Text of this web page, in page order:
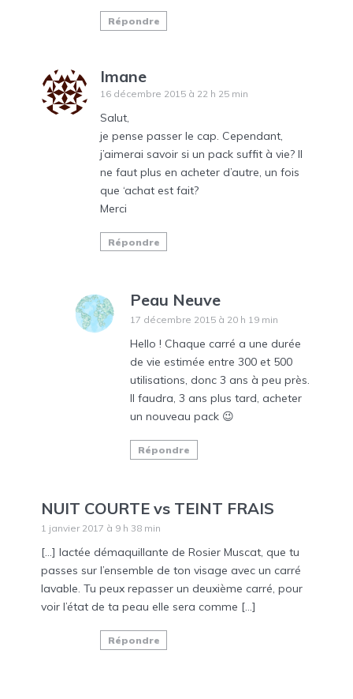
Répondre
Imane
16 décembre 2015 à 22 h 25 min
Salut,
je pense passer le cap. Cependant,
j’aimerai savoir si un pack suffit à vie? Il
ne faut plus en acheter d’autre, un fois
que ‘achat est fait?
Merci
Répondre
Peau Neuve
17 décembre 2015 à 20 h 19 min
Hello ! Chaque carré a une durée
de vie estimée entre 300 et 500
utilisations, donc 3 ans à peu près.
Il faudra, 3 ans plus tard, acheter
un nouveau pack 😉
Répondre
NUIT COURTE vs TEINT FRAIS
1 janvier 2017 à 9 h 38 min
[…] lactée démaquillante de Rosier Muscat, que tu
passes sur l’ensemble de ton visage avec un carré
lavable. Tu peux repasser un deuxième carré, pour
voir l’état de ta peau elle sera comme […]
Répondre